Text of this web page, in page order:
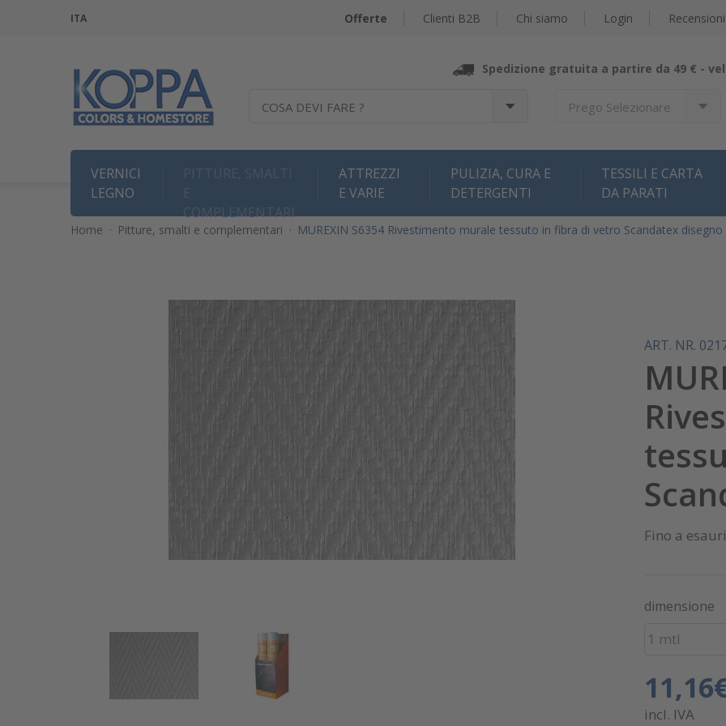
ITA Offerte Clienti B2B Chi siamo Login Recensioni
Spedizione gratuita a partire da 49 € -
COSA DEVI FARE ? Prego Selezionare
VERNICI
LEGNO
COMPLEMENTARI
ATTREZZI
E VARIE
PULIZIA, CURA E
DETERGENTI
TESSILI E CARTA
DA PARATI
Home · Pitture, smalti e complementari · MUREXIN S6354 Rivestimento murale tessuto in fibra di vetro Scandatex disegno
ART. NR.
Fino a
dimensione
1 mtl
incl. IVA